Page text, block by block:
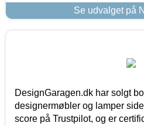
Se udvalget på
DesignGaragen.dk har solgt
designermøbler og lamper
score på Trustpilot, og er